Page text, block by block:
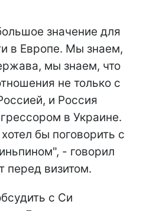
значение для
в Европе. Мы знаем,
мы знаем, что
не только с
и Россия
в Украине.
бы поговорить с
- говорил
перед визитом.
с Си